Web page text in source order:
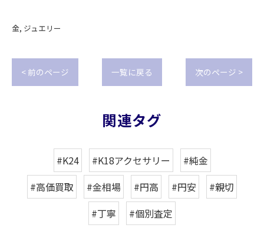
金 ジュエリー
< 前のページ 一覧に戻る 次のページ >
関連タグ
#K24 #K18アクセサリー
#純金
#高価買取
#金相場 #円高 #円安
#親切
#丁寧
#個別査定